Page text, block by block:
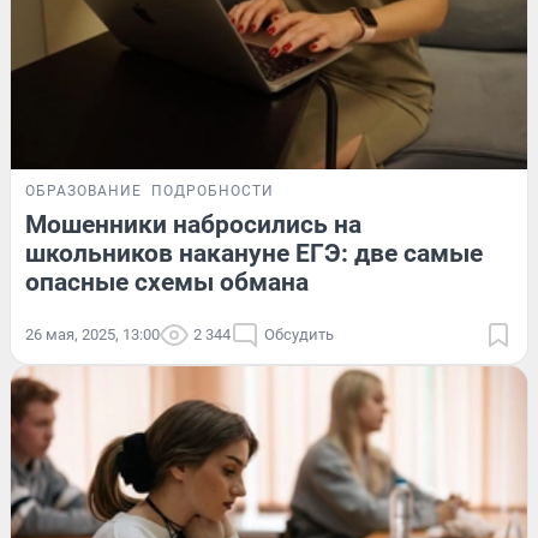
ОБРАЗОВАНИЕ ПОДРОБНОСТИ
Мошенники набросились на
школьников накануне ЕГЭ: две самые
опасные схемы обмана
26 мая, 2025, 13:00 2 344 Обсудить